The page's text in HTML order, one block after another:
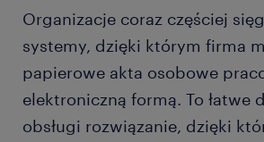
Organizacje coraz częściej
systemy, dzięki którym firma
papierowe akta osobowe
elektroniczną formą. To łatwe
obsługi rozwiązanie, dzięki